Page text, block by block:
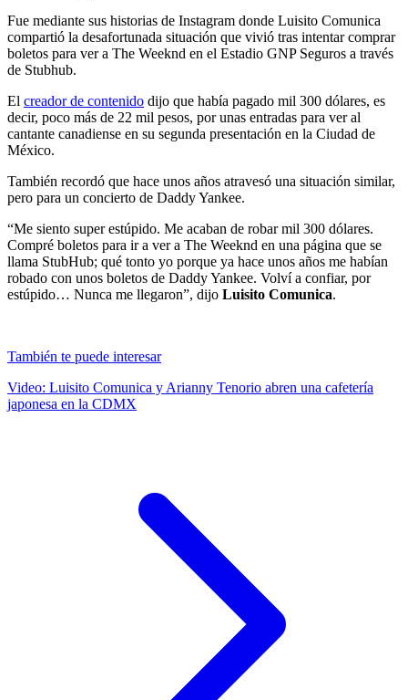
Fue mediante sus historias de Instagram donde Luisito Comunica
compartió la desafortunada situación que vivió tras intentar comprar
boletos para ver a The Weeknd en el Estadio GNP Seguros a través
de Stubhub.
El creador de contenido dijo que había pagado mil 300 dólares, es
decir, poco más de 22 mil pesos, por unas entradas para ver al
cantante canadiense en su segunda presentación en la Ciudad de
México.
También recordó que hace unos años atravesó una situación similar,
pero para un concierto de Daddy Yankee.
“Me siento super estúpido. Me acaban de robar mil 300 dólares.
Compré boletos para ir a ver a The Weeknd en una página que se
llama StubHub; qué tonto yo porque ya hace unos años me habían
robado con unos boletos de Daddy Yankee. Volví a confiar, por
estúpido… Nunca me llegaron”, dijo Luisito Comunica.
También te puede interesar
Video: Luisito Comunica y Arianny Tenorio abren una cafetería
japonesa en la CDMX